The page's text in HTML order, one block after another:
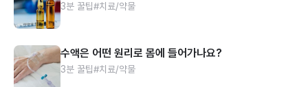
3분 꿀팁#치료/약물
수액은 어떤 원리로 몸에 들어가나요?
3분 꿀팁#치료/약물